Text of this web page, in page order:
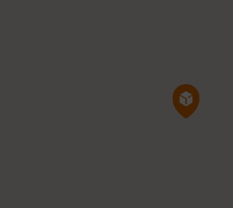
Pin de la carte